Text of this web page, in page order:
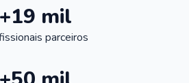
+19 mil
parceiros